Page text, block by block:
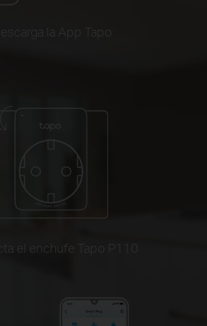
Descarga la App Tapo
el enchufe Tapo P110